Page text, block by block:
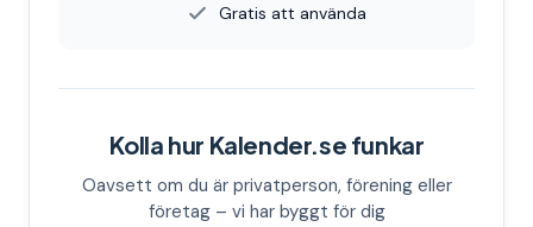
Gratis att använda
Kolla hur Kalender.se funkar
Oavsett om du är privatperson, förening eller
företag – vi har byggt för dig